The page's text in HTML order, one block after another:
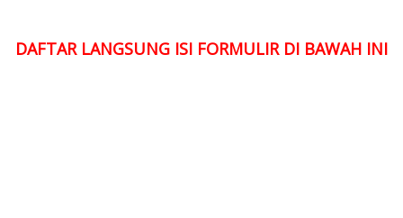
DAFTAR LANGSUNG ISI FORMULIR DI BAWAH INI